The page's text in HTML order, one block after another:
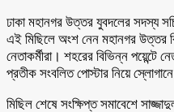
ঢাকা মহানগর উত্তর যুবদলের সদস্য
এই মিছিলে অংশ নেন মহানগর উত্তর
নেতাকর্মীরা। শহরের বিভিন্ন পয়েন্টে
প্রতীক সংবলিত পোস্টার নিয়ে
মিছিল শেষে সংক্ষিপ্ত সমাবেশে